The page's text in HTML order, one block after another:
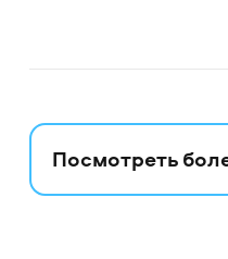
Посмотреть